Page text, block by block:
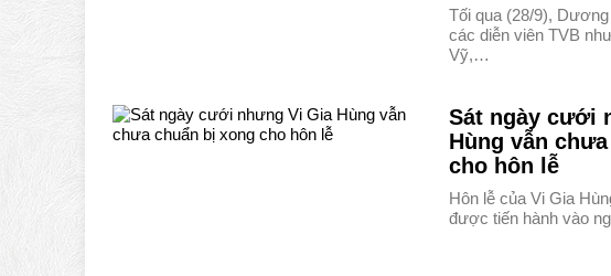
Tối qua (28/9),
các diễn viên TVB
Vỹ,…
Sát ngày cưới
Hùng vẫn
cho hôn lễ
Hôn lễ của Vi Gia
được tiến hành vào